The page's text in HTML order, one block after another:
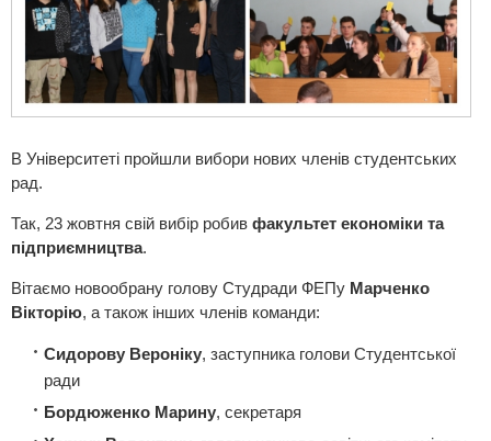
В Університеті пройшли вибори нових членів студентських
рад.
Так, 23 жовтня свій вибір робив факультет економіки та
підприємництва.
Вітаємо новообрану голову Студради ФЕПу Марченко
Вікторію, а також інших членів команди:
Сидорову Вероніку, заступника голови Студентської
ради
Бордюженко Марину, секретаря